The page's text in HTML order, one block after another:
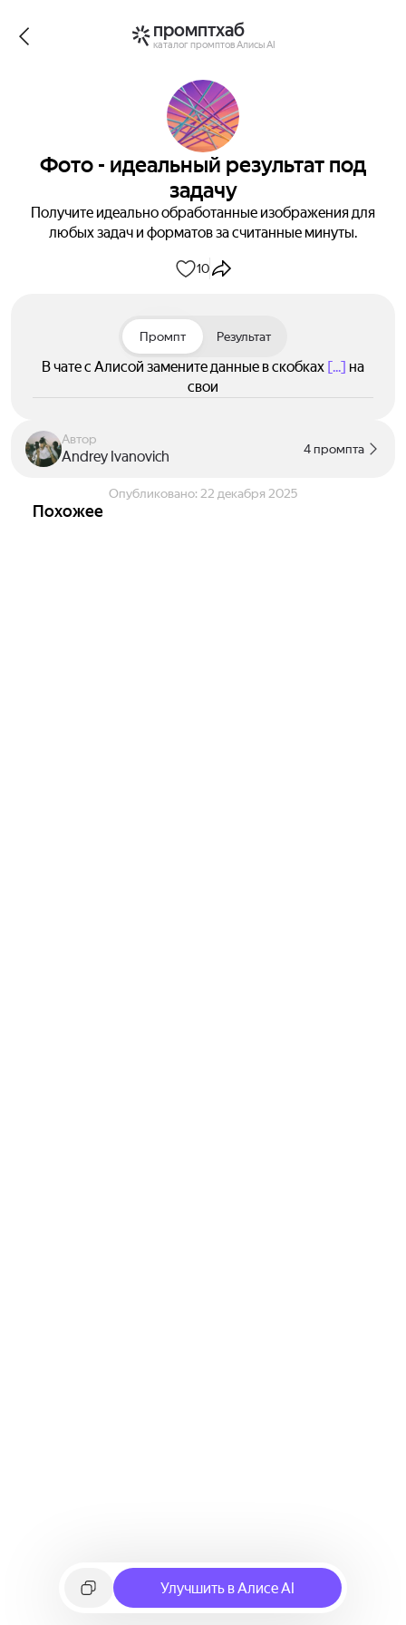
промптхаб
каталог промптов Алисы AI
Фото - идеальный результат под
задачу
Получите идеально обработанные изображения для
любых задач и форматов за считанные минуты.
10
Промпт Результат
В чате с Алисой замените данные в скобках [...] на
свои
Автор
Andrey Ivanovich 4 промпта
Опубликовано: 22 декабря 2025
Похожее
Улучшить в Алисе AI